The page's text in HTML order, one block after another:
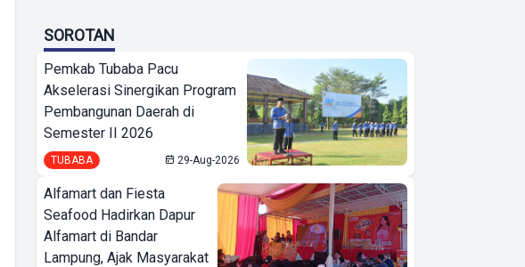
SOROTAN
Pemkab Tubaba Pacu
Akselerasi Sinergikan Program
Pembangunan Daerah di
Semester II 2026
TUBABA 29-Aug-2026
Alfamart dan Fiesta
Seafood Hadirkan Dapur
Alfamart di Bandar
Lampung, Ajak Masyarakat